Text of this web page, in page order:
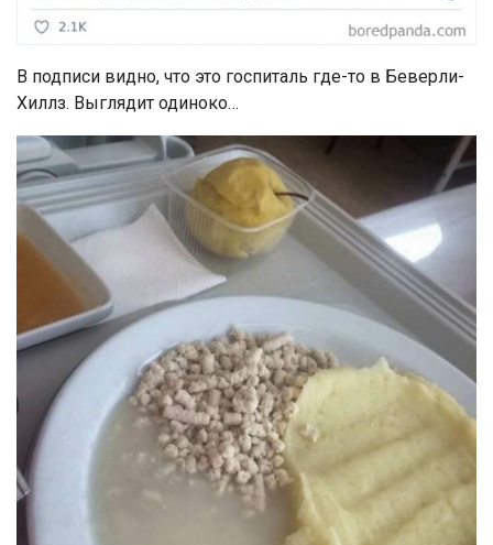
В подписи видно, что это госпиталь где-то в Беверли-
Хиллз. Выглядит одиноко…